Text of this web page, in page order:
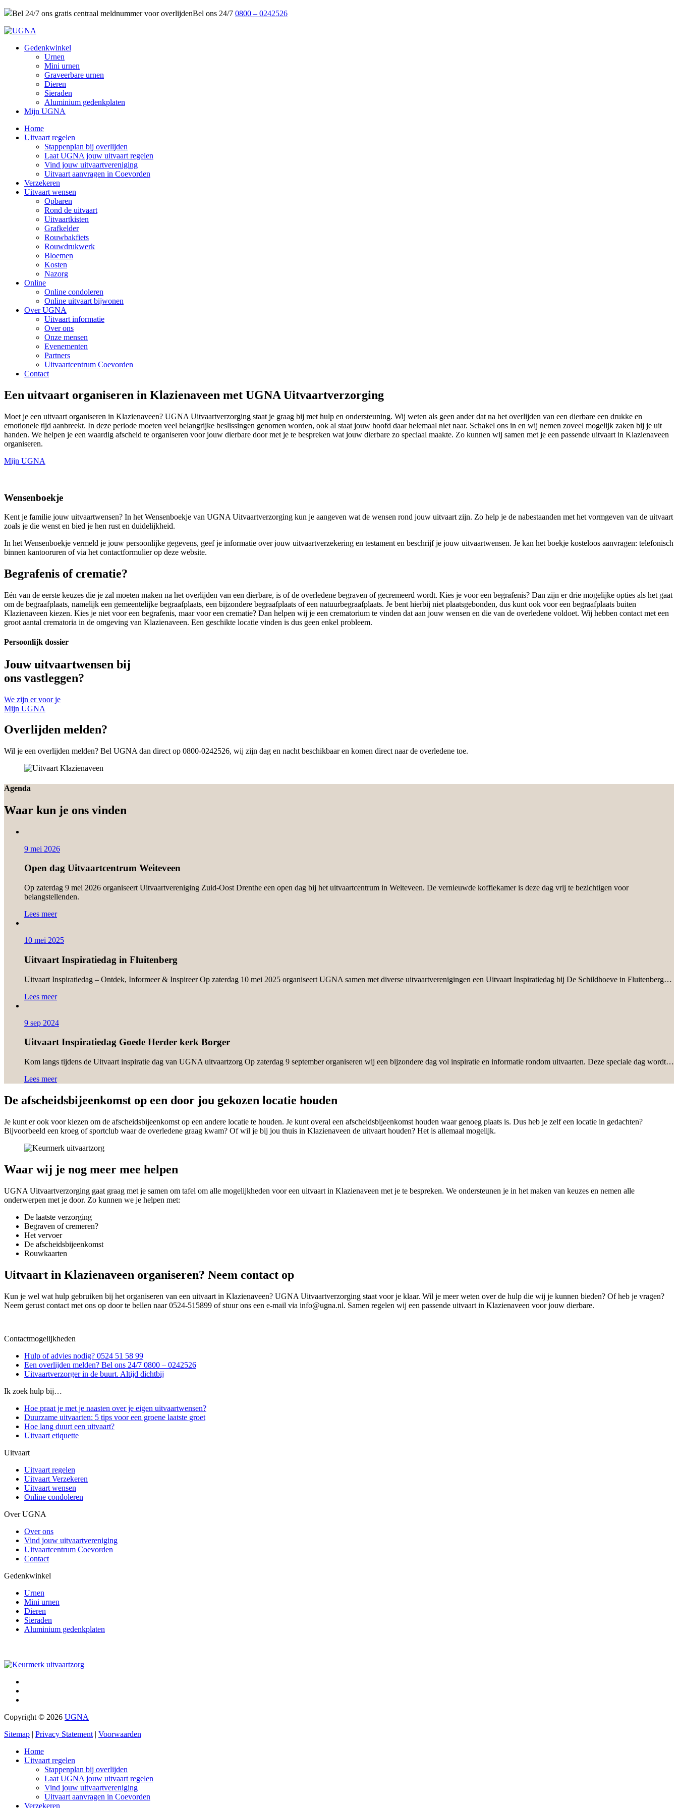
Bel 24/7 ons gratis centraal meldnummer voor overlijdenBel ons 24/7 0800 – 0242526
Gedenkwinkel
Urnen
Mini urnen
Graveerbare urnen
Dieren
Sieraden
Aluminium gedenkplaten
Mijn UGNA
Home
Uitvaart regelen
Stappenplan bij overlijden
Laat UGNA jouw uitvaart regelen
Vind jouw uitvaartvereniging
Uitvaart aanvragen in Coevorden
Verzekeren
Uitvaart wensen
Opbaren
Rond de uitvaart
Uitvaartkisten
Grafkelder
Rouwbakfiets
Rouwdrukwerk
Bloemen
Kosten
Nazorg
Online
Online condoleren
Online uitvaart bijwonen
Over UGNA
Uitvaart informatie
Over ons
Onze mensen
Evenementen
Partners
Uitvaartcentrum Coevorden
Contact
Een uitvaart organiseren in Klazienaveen met UGNA Uitvaartverzorging
Moet je een uitvaart organiseren in Klazienaveen? UGNA Uitvaartverzorging staat je graag bij met hulp en ondersteuning. Wij weten als geen ander dat na het overlijden van een dierbare een drukke en
emotionele tijd aanbreekt. In deze periode moeten veel belangrijke beslissingen genomen worden, ook al staat jouw hoofd daar helemaal niet naar. Schakel ons in en wij nemen zoveel mogelijk zaken bij je uit
handen. We helpen je een waardig afscheid te organiseren voor jouw dierbare door met je te bespreken wat jouw dierbare zo speciaal maakte. Zo kunnen wij samen met je een passende uitvaart in Klazienaveen
organiseren.
Mijn UGNA
Wensenboekje
Kent je familie jouw uitvaartwensen? In het Wensenboekje van UGNA Uitvaartverzorging kun je aangeven wat de wensen rond jouw uitvaart zijn. Zo help je de nabestaanden met het vormgeven van de uitvaart
zoals je die wenst en bied je hen rust en duidelijkheid.
In het Wensenboekje vermeld je jouw persoonlijke gegevens, geef je informatie over jouw uitvaartverzekering en testament en beschrijf je jouw uitvaartwensen. Je kan het boekje kosteloos aanvragen: telefonisch
binnen kantooruren of via het contactformulier op deze website.
Begrafenis of crematie?
Eén van de eerste keuzes die je zal moeten maken na het overlijden van een dierbare, is of de overledene begraven of gecremeerd wordt. Kies je voor een begrafenis? Dan zijn er drie mogelijke opties als het gaat
om de begraafplaats, namelijk een gemeentelijke begraafplaats, een bijzondere begraafplaats of een natuurbegraafplaats. Je bent hierbij niet plaatsgebonden, dus kunt ook voor een begraafplaats buiten
Klazienaveen kiezen. Kies je niet voor een begrafenis, maar voor een crematie? Dan helpen wij je een crematorium te vinden dat aan jouw wensen en die van de overledene voldoet. Wij hebben contact met een
groot aantal crematoria in de omgeving van Klazienaveen. Een geschikte locatie vinden is dus geen enkel probleem.
Persoonlijk dossier
Jouw uitvaartwensen bij
ons vastleggen?
We zijn er voor je
Mijn UGNA
Overlijden melden?
Wil je een overlijden melden? Bel UGNA dan direct op 0800-0242526, wij zijn dag en nacht beschikbaar en komen direct naar de overledene toe.
Agenda
Waar kun je ons vinden
9 mei 2026
Open dag Uitvaartcentrum Weiteveen
Op zaterdag 9 mei 2026 organiseert Uitvaartvereniging Zuid-Oost Drenthe een open dag bij het uitvaartcentrum in Weiteveen. De vernieuwde koffiekamer is deze dag vrij te bezichtigen voor
belangstellenden.
Lees meer
10 mei 2025
Uitvaart Inspiratiedag in Fluitenberg
Uitvaart Inspiratiedag – Ontdek, Informeer & Inspireer Op zaterdag 10 mei 2025 organiseert UGNA samen met diverse uitvaartverenigingen een Uitvaart Inspiratiedag bij De Schildhoeve in Fluitenberg…
Lees meer
9 sep 2024
Uitvaart Inspiratiedag Goede Herder kerk Borger
Kom langs tijdens de Uitvaart inspiratie dag van UGNA uitvaartzorg Op zaterdag 9 september organiseren wij een bijzondere dag vol inspiratie en informatie rondom uitvaarten. Deze speciale dag wordt…
Lees meer
De afscheidsbijeenkomst op een door jou gekozen locatie houden
Je kunt er ook voor kiezen om de afscheidsbijeenkomst op een andere locatie te houden. Je kunt overal een afscheidsbijeenkomst houden waar genoeg plaats is. Dus heb je zelf een locatie in gedachten?
Bijvoorbeeld een kroeg of sportclub waar de overledene graag kwam? Of wil je bij jou thuis in Klazienaveen de uitvaart houden? Het is allemaal mogelijk.
Waar wij je nog meer mee helpen
UGNA Uitvaartverzorging gaat graag met je samen om tafel om alle mogelijkheden voor een uitvaart in Klazienaveen met je te bespreken. We ondersteunen je in het maken van keuzes en nemen alle
onderwerpen met je door. Zo kunnen we je helpen met:
De laatste verzorging
Begraven of cremeren?
Het vervoer
De afscheidsbijeenkomst
Rouwkaarten
Uitvaart in Klazienaveen organiseren? Neem contact op
Kun je wel wat hulp gebruiken bij het organiseren van een uitvaart in Klazienaveen? UGNA Uitvaartverzorging staat voor je klaar. Wil je meer weten over de hulp die wij je kunnen bieden? Of heb je vragen?
Neem gerust contact met ons op door te bellen naar 0524-515899 of stuur ons een e-mail via info@ugna.nl. Samen regelen wij een passende uitvaart in Klazienaveen voor jouw dierbare.
Contactmogelijkheden
Hulp of advies nodig? 0524 51 58 99
Een overlijden melden? Bel ons 24/7 0800 – 0242526
Uitvaartverzorger in de buurt. Altijd dichtbij
Ik zoek hulp bij…
Hoe praat je met je naasten over je eigen uitvaartwensen?
Duurzame uitvaarten: 5 tips voor een groene laatste groet
Hoe lang duurt een uitvaart?
Uitvaart etiquette
Uitvaart
Uitvaart regelen
Uitvaart Verzekeren
Uitvaart wensen
Online condoleren
Over UGNA
Over ons
Vind jouw uitvaartvereniging
Uitvaartcentrum Coevorden
Contact
Gedenkwinkel
Urnen
Mini urnen
Dieren
Sieraden
Aluminium gedenkplaten
Copyright © 2026 UGNA
Sitemap | Privacy Statement | Voorwaarden
Home
Uitvaart regelen
Stappenplan bij overlijden
Laat UGNA jouw uitvaart regelen
Vind jouw uitvaartvereniging
Uitvaart aanvragen in Coevorden
Verzekeren